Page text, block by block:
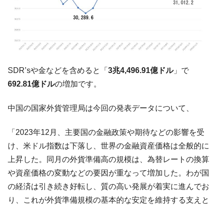
韓国半導体『SKハイニックス』2026年2Qの
業績「史上最高益」当期純利益は前年同期比13.4倍に。
『Money1』
機 ⇒ 10.7兆では損が出るからできない。
塊！
Fact1
夏の甲子園、優勝校を最も多く輩出している都道
Fact1 今話題の「楽天ライオンズ」とは？
Fact1
全て勝つといくら？ 競馬GI競走で勝利騎手がもら
える賞金とは？
Fact1 平成仮面ライダーの意外すぎるモチーフとは？
Fact1
発表から2日で大崩壊、鳴かず飛ばずに終わりそう
なスーパーリーグとは？
SDR’sや金などを含めると「 3兆4,496.91億ドル」で
692.81億ドルの増加です。
中国の国家外貨管理局は今回の発表データについて、
「2023年12月、主要国の金融政策や期待などの影響を受
け、米ドル指数は下落し、世界の金融資産価格は全般的に
上昇した。同月の外貨準備高の規模は、為替レートの換算
や資産価格の変動などの要因が重なって増加した。わが国
の経済は引き続き好転し、質の高い発展が着実に進んでお
り、これが外貨準備規模の基本的な安定を維持する支えと